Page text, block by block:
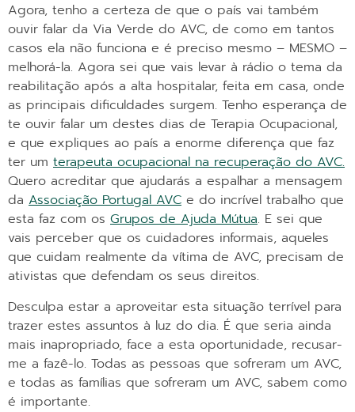
Agora, tenho a certeza de que o país vai também
ouvir falar da Via Verde do AVC, de como em tantos
casos ela não funciona e é preciso mesmo – MESMO –
melhorá-la. Agora sei que vais levar à rádio o tema da
reabilitação após a alta hospitalar, feita em casa, onde
as principais dificuldades surgem. Tenho esperança de
te ouvir falar um destes dias de Terapia Ocupacional,
e que expliques ao país a enorme diferença que faz
ter um terapeuta ocupacional na recuperação do AVC.
Quero acreditar que ajudarás a espalhar a mensagem
da Associação Portugal AVC e do incrível trabalho que
esta faz com os Grupos de Ajuda Mútua. E sei que
vais perceber que os cuidadores informais, aqueles
que cuidam realmente da vítima de AVC, precisam de
ativistas que defendam os seus direitos.
Desculpa estar a aproveitar esta situação terrível para
trazer estes assuntos à luz do dia. É que seria ainda
mais inapropriado, face a esta oportunidade, recusar-
me a fazê-lo. Todas as pessoas que sofreram um AVC,
e todas as famílias que sofreram um AVC, sabem como
é importante.